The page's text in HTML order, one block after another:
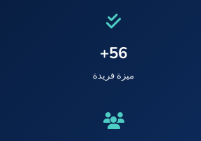
56+
ميزة فريدة